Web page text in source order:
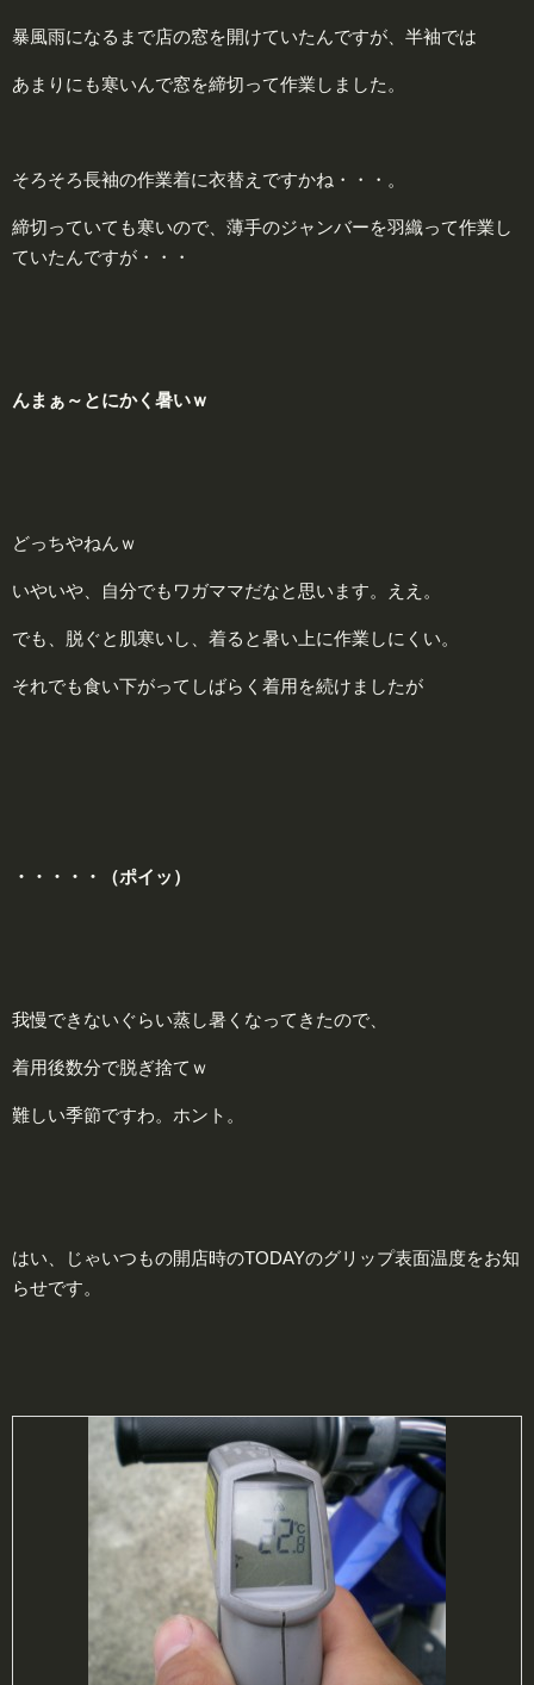
暴風雨になるまで店の窓を開けていたんですが、半袖では
あまりにも寒いんで窓を締切って作業しました。
そろそろ長袖の作業着に衣替えですかね・・・。
締切っていても寒いので、薄手のジャンバーを羽織って作業し
ていたんですが・・・
んまぁ～とにかく 暑いｗ
どっちやねんｗ
いやいや、自分でもワガママだなと思います。ええ。
でも、脱ぐと肌寒いし、着ると暑い上に作業しにくい。
それでも食い下がってしばらく着用を続けましたが
・・・・・（ポイッ）
我慢できないぐらい蒸し暑くなってきたので、
着用後数分で脱ぎ捨てｗ
難しい季節ですわ。ホント。
はい、じゃいつもの開店時のTODAYのグリップ表面温度をお知
らせです。